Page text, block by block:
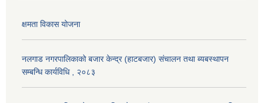
क्षमता विकास योजना
नलगाड नगरपालिकाको बजार केन्द्र (हाटबजार) संचालन तथा ब्यबस्थापन
सम्बन्धि कार्यविधि , २०८३